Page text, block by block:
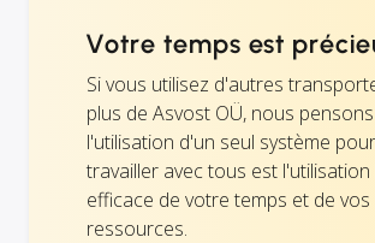
Votre temps est
Si vous utilisez d'autres
plus de Asvost OÜ, nous
l'utilisation d'un seul système pour
travailler avec tous est l'utilisation
efficace de votre temps et de vos
ressources.